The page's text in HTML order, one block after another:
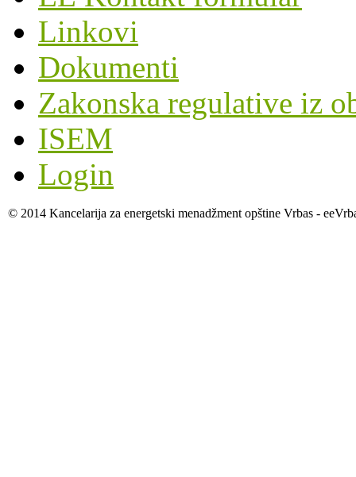
Linkovi
Dokumenti
Zakonska regulative iz
ISEM
Login
© 2014 Kancelarija za energetski menadžment opštine Vrbas -